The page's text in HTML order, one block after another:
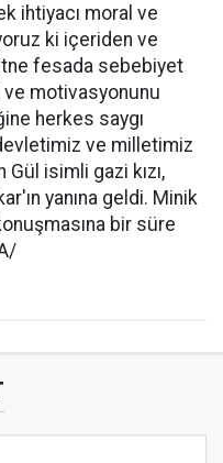
ihtiyacı moral ve
ki içeriden ve
fesada sebebiyet
motivasyonunu
herkes saygı
ve milletimiz
Gül isimli gazi kızı,
yanına geldi. Minik
bir süre